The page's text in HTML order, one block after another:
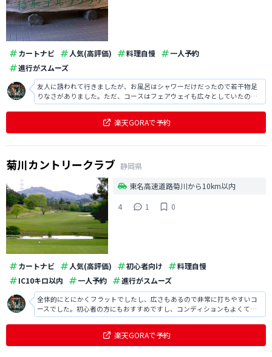
カートナビ 人気(高評価) 料理自慢
一人予約
進行がスムーズ
友人に誘われて行きましたが、お風呂はシャワーだけだったので若干物足
りなさがありました。ただ、コースはフェアウェイも広々としていたので
打ちやすかったですし、ロケーションもとても良かったです。
楽天GORAで予約
菊川カントリークラブ 静岡県
東名高速道路菊川から10km以内
4
1 0
カートナビ 人気(高評価) 初心者向け
料理自慢
IC10キロ以内
一人予約 進行がスムーズ
全体的にとにかくフラットでしたし、広さもあるので非常に打ちやすいコ
ースでした。初心者の方にもおすすめですし、コンディションもよくて気
持ちよくラウンドすることができ満足です。
楽天GORAで予約